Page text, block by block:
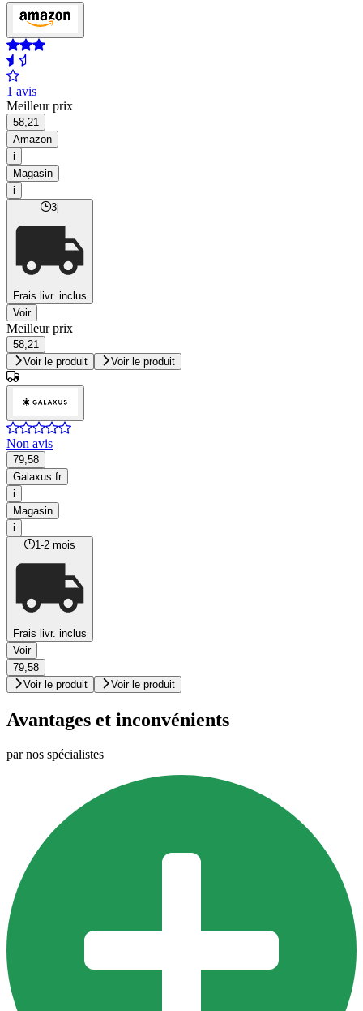
1 avis
Meilleur prix
58,21
Amazon
i
Magasin
i
3j
Frais livr. inclus
Voir
Meilleur prix
58,21
Voir le produit
Voir le produit
Non avis
79,58
Galaxus.fr
i
Magasin
i
1-2 mois
Frais livr. inclus
Voir
79,58
Voir le produit
Voir le produit
Avantages et inconvénients
par nos spécialistes